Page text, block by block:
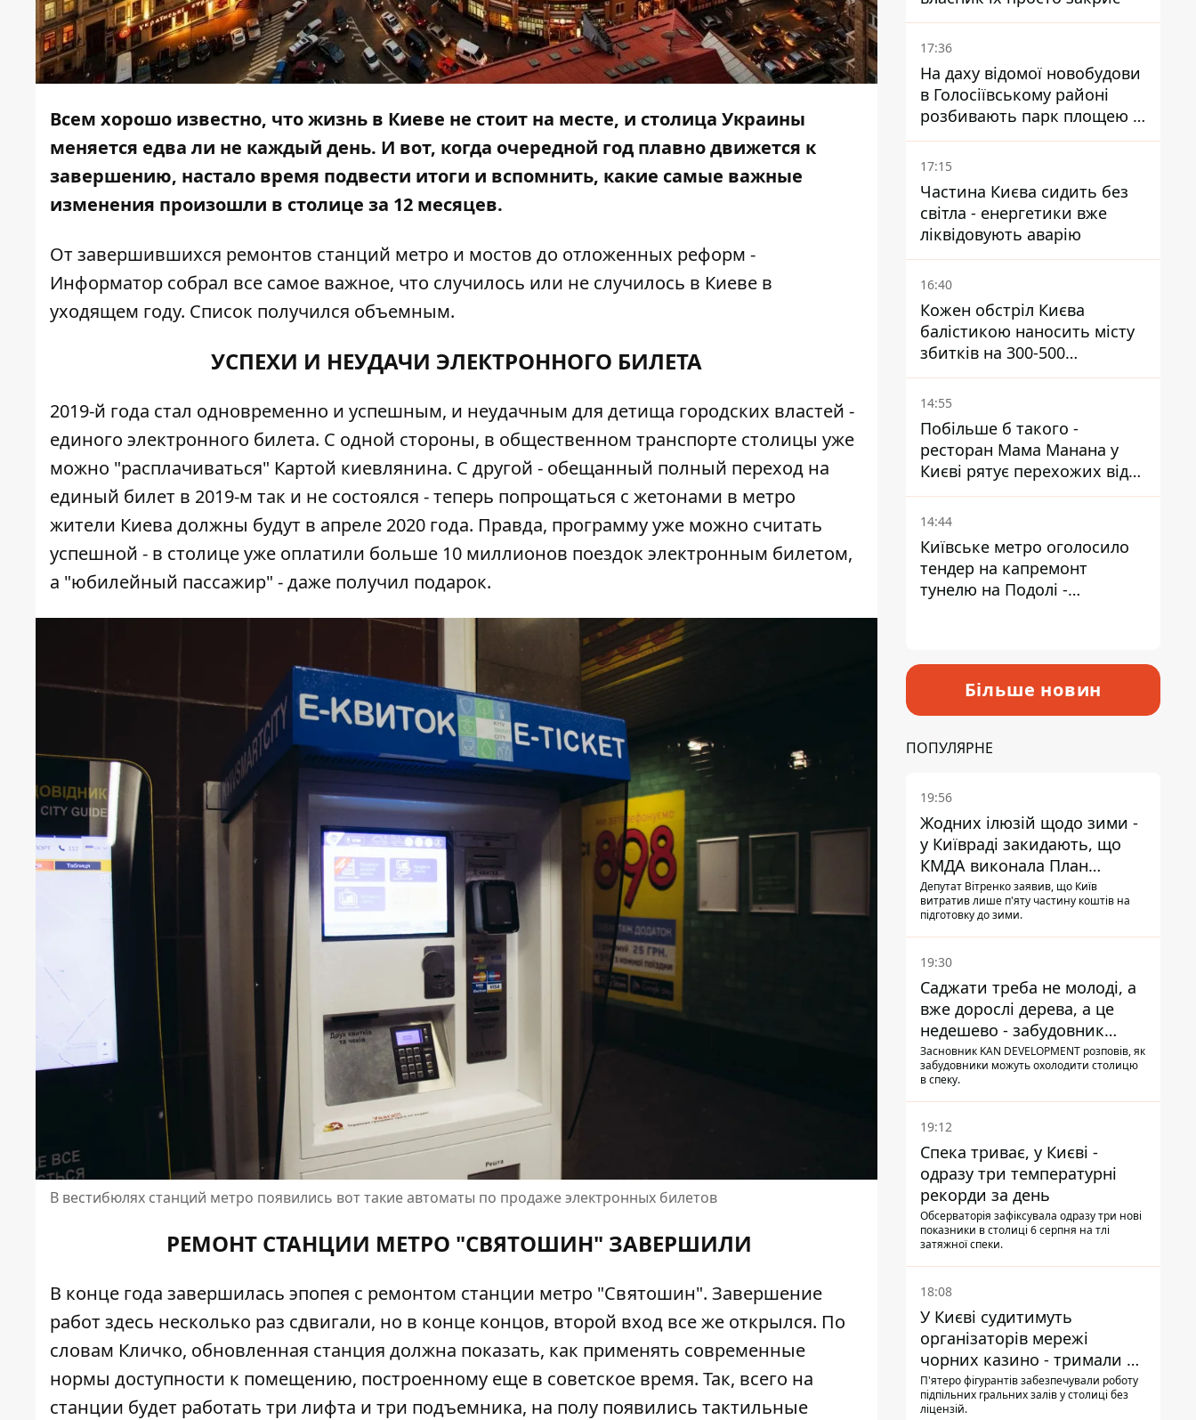
Всем хорошо известно, что жизнь в Киеве не стоит на месте, и столица Украины
меняется едва ли не каждый день. И вот, когда очередной год плавно движется к
завершению, настало время подвести итоги и вспомнить, какие самые важные
изменения произошли в столице за 12 месяцев.
От завершившихся ремонтов станций метро и мостов до отложенных реформ -
Информатор собрал все самое важное, что случилось или не случилось в Киеве в
уходящем году. Список получился объемным.
УСПЕХИ И НЕУДАЧИ ЭЛЕКТРОННОГО БИЛЕТА
2019-й года стал одновременно и успешным, и неудачным для детища городских властей -
единого электронного билета. С одной стороны, в общественном транспорте столицы уже
можно "расплачиваться" Картой киевлянина. С другой - обещанный полный переход на
единый билет в 2019-м так и не состоялся - теперь попрощаться с жетонами в метро
жители Киева должны будут в апреле 2020 года. Правда, программу уже можно считать
успешной - в столице уже оплатили больше 10 миллионов поездок электронным билетом,
а "юбилейный пассажир" - даже получил подарок.
В вестибюлях станций метро появились вот такие автоматы по продаже электронных билетов
РЕМОНТ СТАНЦИИ МЕТРО "СВЯТОШИН" ЗАВЕРШИЛИ
В конце года завершилась эпопея с ремонтом станции метро "Святошин". Завершение
работ здесь несколько раз сдвигали, но в конце концов, второй вход все же открылся. По
словам Кличко, обновленная станция должна показать, как применять современные
нормы доступности к помещению, построенному еще в советское время. Так, всего на
станции будет работать три лифта и три подъемника, на полу появились тактильные
17:36
На даху відомої новобудови
в Голосіївському районі
розбивають парк площею в
гектар
17:15
Частина Києва сидить без
світла - енергетики вже
ліквідовують аварію
16:40
Кожен обстріл Києва
балістикою наносить місту
збитків на 300-500
мільйонів - Петро
Пантелеєв
14:55
Побільше б такого -
ресторан Мама Манана у
Києві рятує перехожих від
спеки
14:44
Київське метро оголосило
тендер на капремонт
тунелю на Подолі -
Більше новин
ПОПУЛЯРНЕ
19:56
Жодних ілюзій щодо зими -
у Київраді закидають, що
КМДА виконала План
стійкості на 20%
Депутат Вітренко заявив, що Київ
витратив лише п'яту частину коштів на
підготовку до зими.
19:30
Саджати треба не молоді, а
вже дорослі дерева, а це
недешево - забудовник
Ніконов
Засновник KAN DEVELOPMENT розповів, як
забудовники можуть охолодити столицю
в спеку.
19:12
Спека триває, у Києві -
одразу три температурні
рекорди за день
Обсерваторія зафіксувала одразу три нові
показники в столиці 6 серпня на тлі
затяжної спеки.
18:08
У Києві судитимуть
організаторів мережі
чорних казино - тримали 39
закладів
П'ятеро фігурантів забезпечували роботу
підпільних гральних залів у столиці без
ліцензій.